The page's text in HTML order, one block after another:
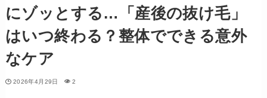
にゾッとする…「産後の抜け毛」
はいつ終わる？整体でできる意外
なケア
2026年4月29日 2